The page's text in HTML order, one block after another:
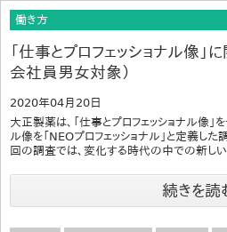
働き方
「仕事とプロフェッショナル像
会社員男女対象）
2020年04月20日
大正製薬は、「仕事とプロフェッショナル像」
ル像を「NEOプロフェッショナル」と定義し
回の調査では、変化する時代の中での新しい
続きを読